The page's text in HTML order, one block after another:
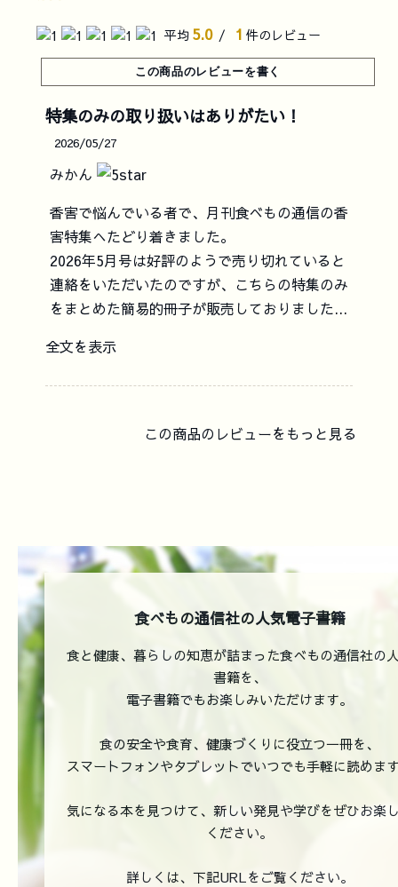
平均 5.0 / 1 件のレビュー
特集のみの取り扱いはありがたい！
2026/05/27
みかん
香害で悩んでいる者で、月刊食べもの通信の香
害特集へたどり着きました。
2026年5月号は好評のようで売り切れていると
連絡をいただいたのですが、こちらの特集のみ
をまとめた簡易的冊子が販売しておりました...
全文を表示
この商品のレビューをもっと見る
食べもの通信社の人気電子書籍
食と健康、暮らしの知恵が詰まった食べもの通信社の
書籍を、
電子書籍でもお楽しみいただけます。
食の安全や食育、健康づくりに役立つ一冊を、
スマートフォンやタブレットでいつでも手軽に読めま
気になる本を見つけて、新しい発見や学びをぜひお楽
ください。
詳しくは、下記URLをご覧ください。